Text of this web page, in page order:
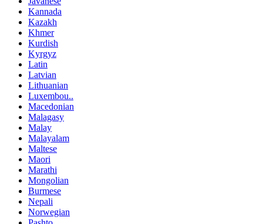
Kannada
Kazakh
Khmer
Kurdish
Kyrgyz
Latin
Latvian
Lithuanian
Luxembou..
Macedonian
Malagasy
Malay
Malayalam
Maltese
Maori
Marathi
Mongolian
Burmese
Nepali
Norwegian